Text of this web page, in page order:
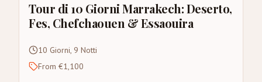
Tour di 10 Giorni Marrakech: Deserto,
Fes, Chefchaouen & Essaouira
10 Giorni, 9 Notti
From €1,100